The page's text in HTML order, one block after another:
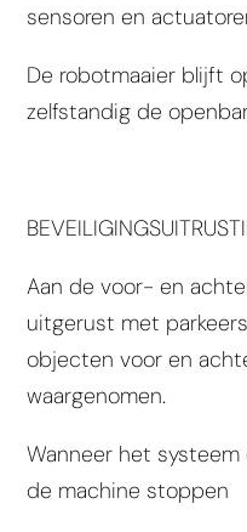
sensoren en
De robotmaaier blijft
zelfstandig de
Aan de voor- en
uitgerust met
objecten voor en
waargenomen.
Wanneer het
de machinestoppen